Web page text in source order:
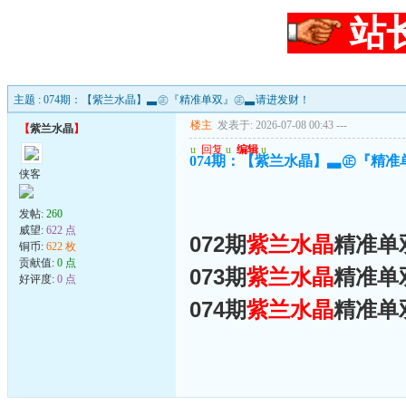
站
主题 : 074期：【紫兰水晶】▃㊣『精准单双』㊣▃请进发财！
【紫兰水晶】
侠客
发帖: 260
威望: 622 点
铜币: 622 枚
贡献值: 0 点
好评度: 0 点
楼主 发表于: 2026-07-08 00:43 ---
u 回复 u 编辑 u
074期：【紫兰水晶】▃㊣『精
072期紫兰水晶精准单
073期紫兰水晶精准单
074期紫兰水晶精准单